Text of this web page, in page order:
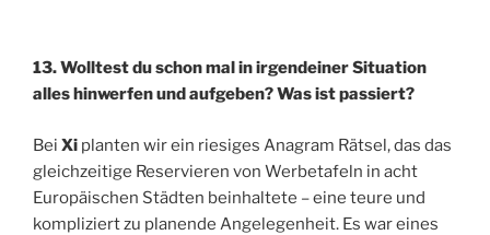
13. Wolltest du schon mal in irgendeiner Situation
alles hinwerfen und aufgeben? Was ist passiert?
Bei Xi planten wir ein riesiges Anagram Rätsel, das das
gleichzeitige Reservieren von Werbetafeln in acht
Europäischen Städten beinhaltete – eine teure und
kompliziert zu planende Angelegenheit. Es war eines